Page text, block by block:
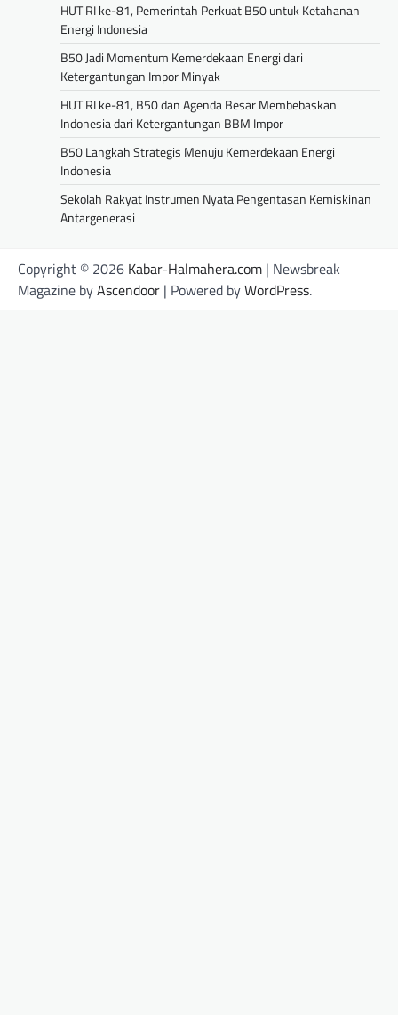
HUT RI ke-81, Pemerintah Perkuat B50 untuk Ketahanan
Energi Indonesia
B50 Jadi Momentum Kemerdekaan Energi dari
Ketergantungan Impor Minyak
HUT RI ke-81, B50 dan Agenda Besar Membebaskan
Indonesia dari Ketergantungan BBM Impor
B50 Langkah Strategis Menuju Kemerdekaan Energi
Indonesia
Sekolah Rakyat Instrumen Nyata Pengentasan Kemiskinan
Antargenerasi
Copyright © 2026 Kabar-Halmahera.com | Newsbreak
Magazine byAscendoor | Powered byWordPress.